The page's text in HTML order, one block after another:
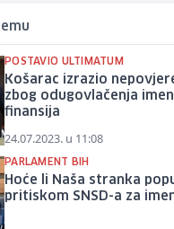
POSTAVIO ULTIMATUM
Košarac izrazio
zbog odugovlačenja
finansija
24.07.2023. u 11:08
PARLAMENT BIH
Hoće li Naša stranka
pritiskom SNSD-a za